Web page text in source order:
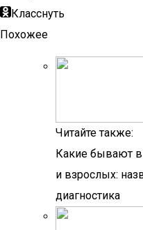
Класснуть
Похожее
Читайте также:
Какие бывают
и взрослых:
диагностика